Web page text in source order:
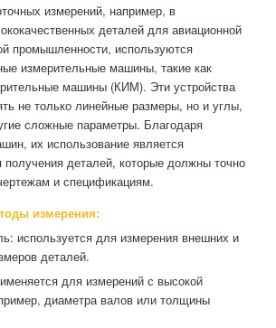
измерений, например, в
деталей для авиационной
промышленности, используются
измерительные машины, такие как
машины (КИМ). Эти устройства
не только линейные размеры, но и углы,
сложные параметры. Благодаря
их использование является
деталей, которые должны точно
и спецификациям.
измерения:
используется для измерения внешних и
деталей.
для измерений с высокой
диаметра валов или толщины